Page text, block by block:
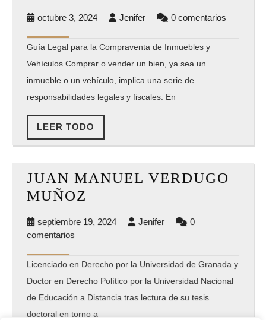
Inmuebles
y
Vehículos
octubre 3, 2024octubre
2024
JeniferJenifer 0 comentarios
Guía Legal para la Compraventa de Inmuebles y
Vehículos Comprar o vender un bien, ya sea un
inmueble o un vehículo, implica una serie de
responsabilidades legales y fiscales. En
LEER TODO
TODO
JUAN MANUEL VERDUGO
MUÑOZ
VERDUGO
septiembre 19, 2024septiembre
JeniferJenifer 0
comentarios
Licenciado en Derecho por la Universidad de Granada y
Doctor en Derecho Político por la Universidad Nacional
de Educación a Distancia tras lectura de su tesis
doctoral en torno a